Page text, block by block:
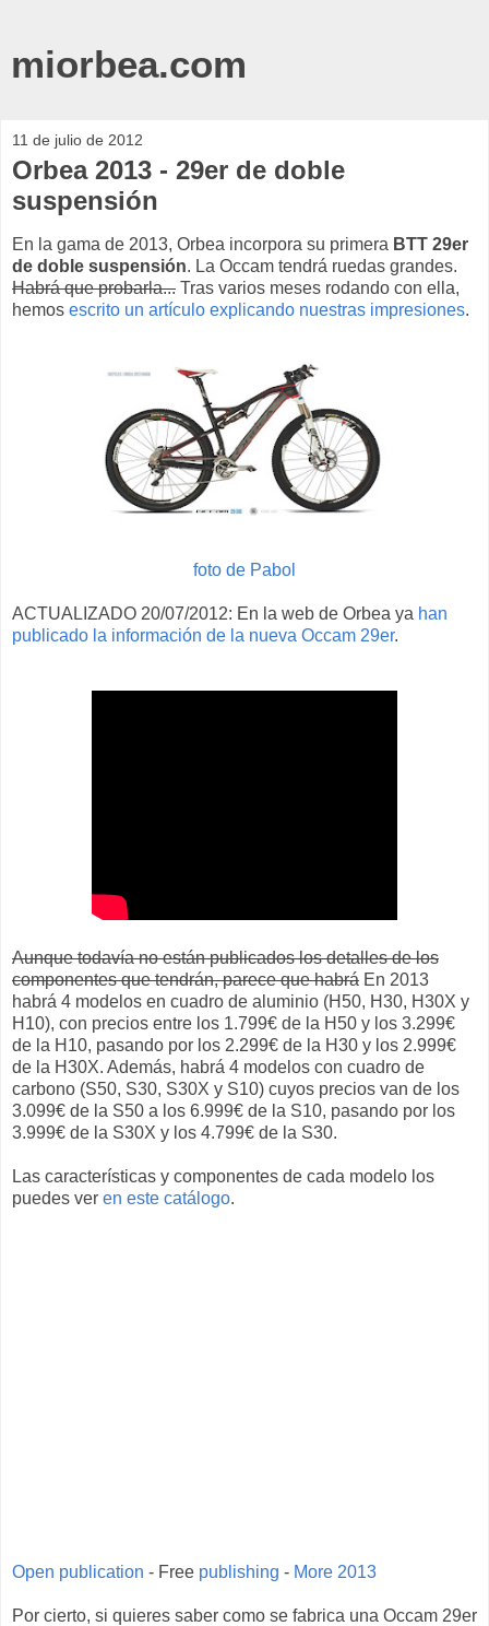
miorbea.com
11 de julio de 2012
Orbea 2013 - 29er de doble
suspensión
En la gama de 2013, Orbea incorpora su primera BTT 29er
de doble suspensión. La Occam tendrá ruedas grandes.
Habrá que probarla... Tras varios meses rodando con ella,
hemos escrito un artículo explicando nuestras impresiones.
foto de Pabol
ACTUALIZADO 20/07/2012: En la web de Orbea ya han
publicado la información de la nueva Occam 29er.
Aunque todavía no están publicados los detalles de los
componentes que tendrán, parece que habrá En 2013
habrá 4 modelos en cuadro de aluminio (H50, H30, H30X y
H10), con precios entre los 1.799€ de la H50 y los 3.299€
de la H10, pasando por los 2.299€ de la H30 y los 2.999€
de la H30X. Además, habrá 4 modelos con cuadro de
carbono (S50, S30, S30X y S10) cuyos precios van de los
3.099€ de la S50 a los 6.999€ de la S10, pasando por los
3.999€ de la S30X y los 4.799€ de la S30.
Las características y componentes de cada modelo los
puedes ver en este catálogo.
Open publication - Free publishing - More 2013
Por cierto, si quieres saber como se fabrica una Occam 29er